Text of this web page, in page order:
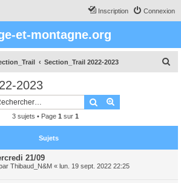
Connexion
Inscription
et-montagne.org
Section_Trail 2022-2023
c
2023
Rechercher
3 sujets • Page 1 sur 1
Sujets
21/09
Thibaud_N&M « lun. 19 sept. 2022 22:25